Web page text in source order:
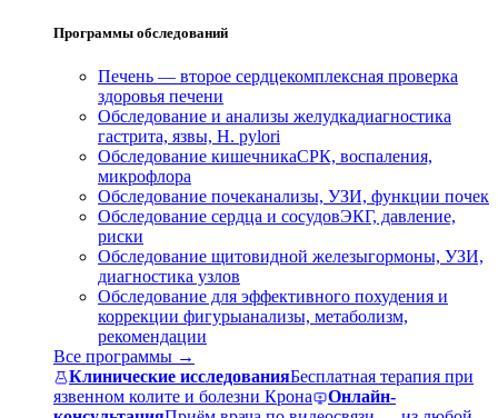
Программы обследований
Печень — второе сердцекомплексная проверка
здоровья печени
Обследование и анализы желудкадиагностика
гастрита, язвы, H. pylori
Обследование кишечникаСРК, воспаления,
микрофлора
Обследование почеканализы, УЗИ, функции почек
Обследование сердца и сосудовЭКГ, давление,
риски
Обследование щитовидной железыгормоны, УЗИ,
диагностика узлов
Обследование для эффективного похудения и
коррекции фигурыанализы, метаболизм,
рекомендации
Все программы →
Клинические исследованияБесплатная терапия при
язвенном колите и болезни Крона
Онлайн-